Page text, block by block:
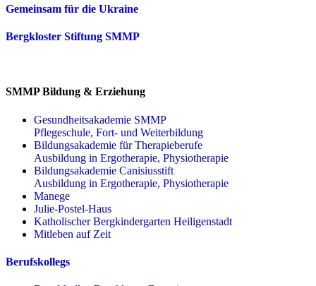
Gemeinsam für die Ukraine
Bergkloster Stiftung SMMP
SMMP Bildung & Erziehung
Gesundheitsakademie SMMP
Pflegeschule, Fort- und Weiterbildung
Bildungsakademie für Therapieberufe
Ausbildung in Ergotherapie, Physiotherapie
Bildungsakademie Canisiusstift
Ausbildung in Ergotherapie, Physiotherapie
Manege
Julie-Postel-Haus
Katholischer Bergkindergarten Heiligenstadt
Mitleben auf Zeit
Berufskollegs